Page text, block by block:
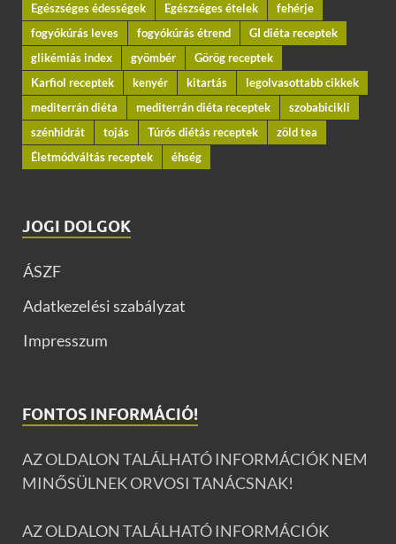
Egészséges édességek
Egészséges ételek
fehérje
fogyókúrás leves
fogyókúrás étrend
GI diéta receptek
glikémiás index
gyömbér
Görög receptek
Karfiol receptek
kenyér kitartás
legolvasottabb cikkek
mediterrán diéta
mediterrán diéta receptek
szobabicikli
szénhidrát
tojás Túrós diétás receptek
zöld tea
Életmódváltás receptek
éhség
JOGI DOLGOK
ÁSZF
Adatkezelési szabályzat
Impresszum
FONTOS INFORMÁCIÓ!
AZ OLDALON TALÁLHATÓ INFORMÁCIÓK NEM
MINŐSÜLNEK ORVOSI TANÁCSNAK!
AZ OLDALON TALÁLHATÓ INFORMÁCIÓK